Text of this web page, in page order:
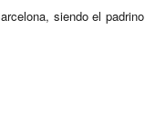
siendo el padrino